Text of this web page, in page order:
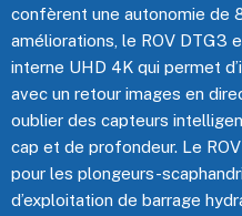
confèrent une autonomie de
améliorations, le ROV DTG3
interne UHD 4K qui permet
avec un retour images en
oublier des capteurs
cap et de profondeur. Le ROV
pour les plongeurs-
d’exploitation de barrage